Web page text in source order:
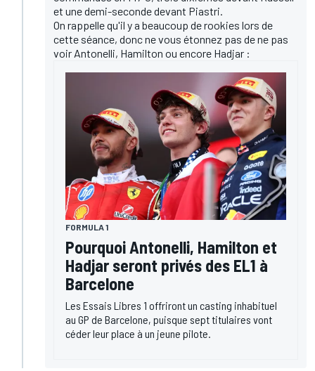
et une demi-seconde devant Piastri.
On rappelle qu'il y a beaucoup de rookies lors de
cette séance, donc ne vous étonnez pas de ne pas
voir Antonelli, Hamilton ou encore Hadjar :
FORMULA 1
Pourquoi Antonelli, Hamilton et
Hadjar seront privés des EL1 à
Barcelone
Les Essais Libres 1 offriront un casting inhabituel
au GP de Barcelone, puisque sept titulaires vont
céder leur place à un jeune pilote.